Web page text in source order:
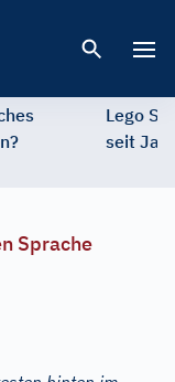
Lego
seit
Sprache